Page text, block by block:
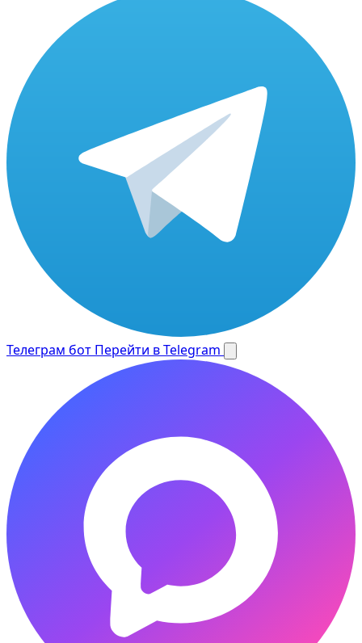
Телеграм бот Перейти в Telegram